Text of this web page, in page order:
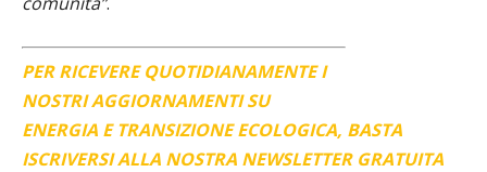
PER RICEVERE QUOTIDIANAMENTE I
NOSTRI AGGIORNAMENTI SU
ENERGIA E TRANSIZIONE ECOLOGICA, BASTA
ISCRIVERSI ALLA NOSTRA NEWSLETTER GRATUITA